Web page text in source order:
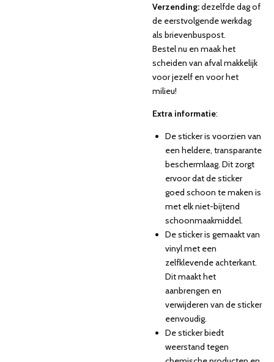
Verzending:dezelfde dag of
de eerstvolgende werkdag
als brievenbuspost.
Bestel nu en maak het
scheiden van afval makkelijk
voor jezelf en voor het
milieu!
Extra informatie:
De sticker is voorzien van
een heldere, transparante
beschermlaag. Dit zorgt
ervoor dat de sticker
goed schoon te maken is
met elk niet-bijtend
schoonmaakmiddel.
De sticker is gemaakt van
vinyl met een
zelfklevende achterkant.
Dit maakt het
aanbrengen en
verwijderen van de sticker
eenvoudig.
De sticker biedt
weerstand tegen